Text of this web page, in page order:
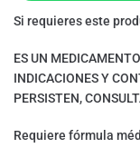
Si requieres este
ES UN
INDICACIONES Y
PERSISTEN,
Requiere fórmula